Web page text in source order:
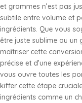
et grammes n’est pas
subtile entre volume et
ingrédients. Que vous
être juste sublime ou
maîtriser cette
précise et d’une
vous ouvre toutes les
kiffer cette étape
ingrédients comme un